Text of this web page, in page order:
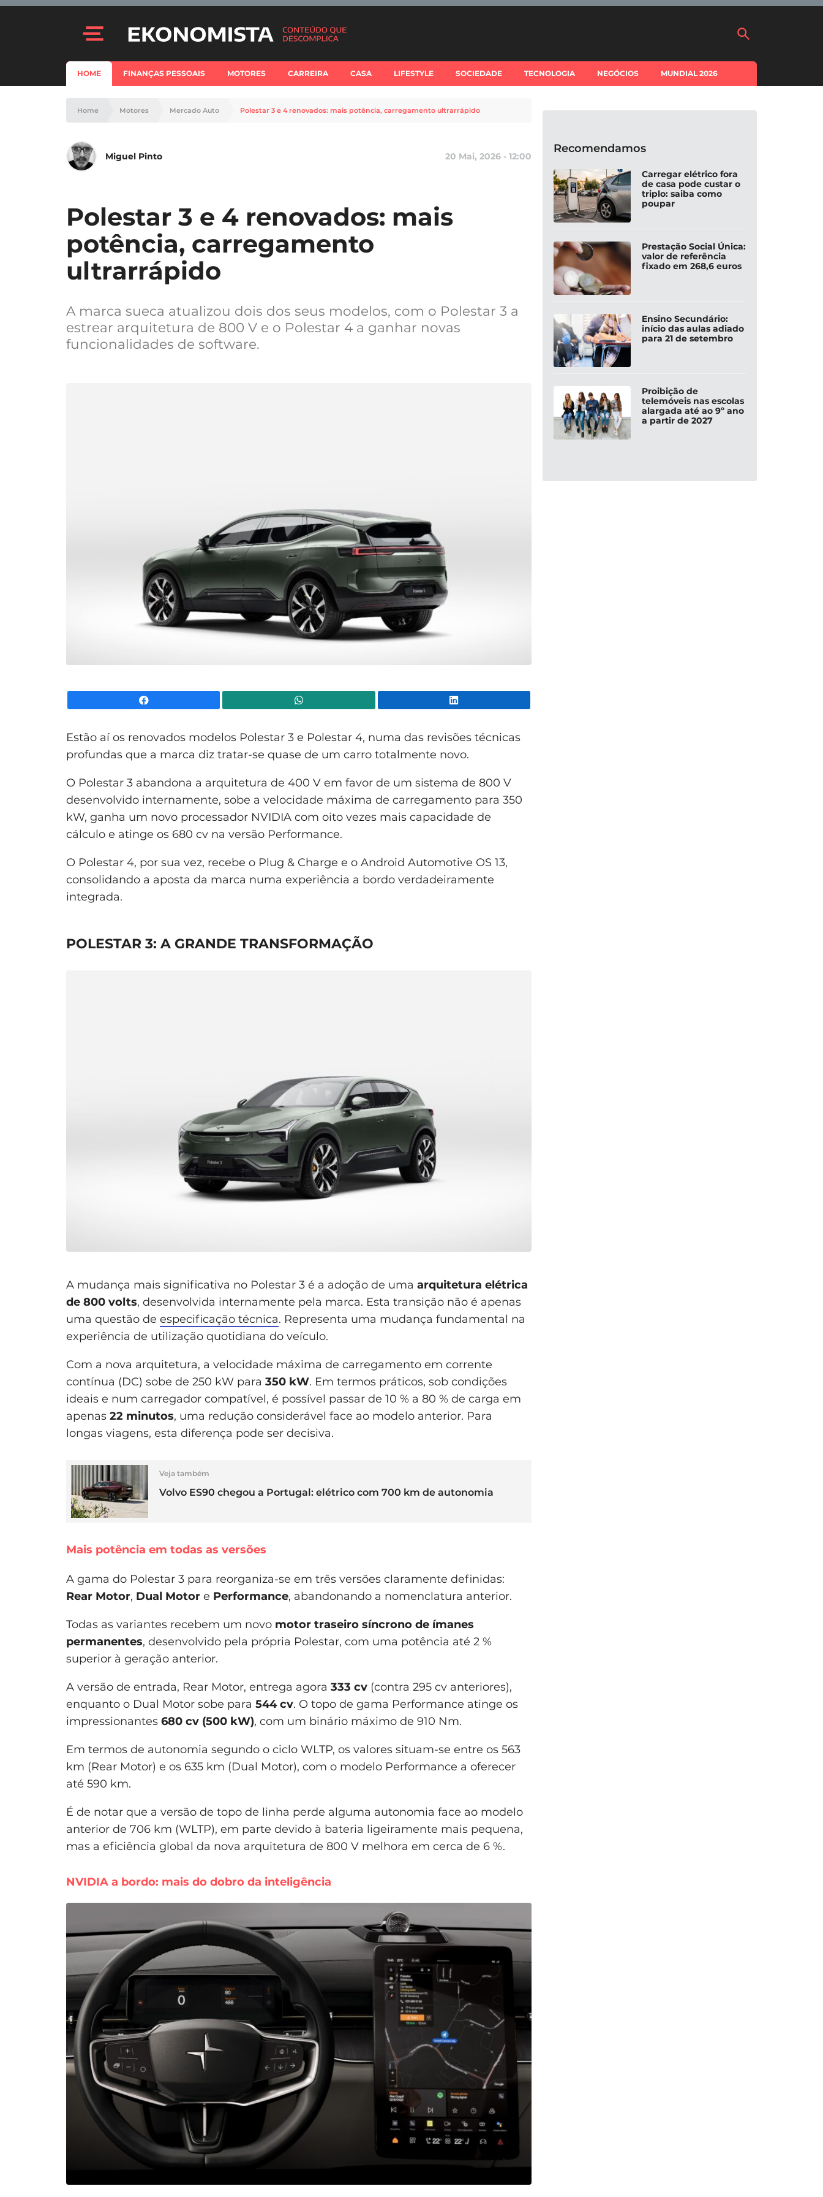
HOME FINANÇAS PESSOAIS MOTORES CARREIRA CASA LIFESTYLE SOCIEDADE TECNOLOGIA NEGÓCIOS MUNDIAL 2026
Home Motores Mercado Auto Polestar 3 e 4 renovados: mais potência, carregamento ultrarrápido
Miguel Pinto 20 Mai, 2026 - 12:00
Polestar 3 e 4 renovados: mais
potência, carregamento
ultrarrápido
A marca sueca atualizou dois dos seus modelos, com o Polestar 3 a
estrear arquitetura de 800 V e o Polestar 4 a ganhar novas
funcionalidades de software.
Estão aí os renovados modelos Polestar 3 e Polestar 4, numa das revisões técnicas
profundas que a marca diz tratar-se quase de um carro totalmente novo.
O Polestar 3 abandona a arquitetura de 400 V em favor de um sistema de 800 V
desenvolvido internamente, sobe a velocidade máxima de carregamento para 350
kW, ganha um novo processador NVIDIA com oito vezes mais capacidade de
cálculo e atinge os 680 cv na versão Performance.
O Polestar 4, por sua vez, recebe o Plug & Charge e o Android Automotive OS 13,
consolidando a aposta da marca numa experiência a bordo verdadeiramente
integrada.
POLESTAR 3: A GRANDE TRANSFORMAÇÃO
A mudança mais significativa no Polestar 3 é a adoção de uma arquitetura elétrica
de 800 volts, desenvolvida internamente pela marca. Esta transição não é apenas
uma questão de especificação técnica. Representa uma mudança fundamental na
experiência de utilização quotidiana do veículo.
Com a nova arquitetura, a velocidade máxima de carregamento em corrente
contínua (DC) sobe de 250 kW para 350 kW. Em termos práticos, sob condições
ideais e num carregador compatível, é possível passar de 10 % a 80 % de carga em
apenas 22 minutos, uma redução considerável face ao modelo anterior. Para
longas viagens, esta diferença pode ser decisiva.
Veja também
Volvo ES90 chegou a Portugal: elétrico com 700 km de autonomia
Mais potência em todas as versões
A gama do Polestar 3 para reorganiza-se em três versões claramente definidas:
Rear Motor, Dual Motor e Performance, abandonando a nomenclatura anterior.
Todas as variantes recebem um novo motor traseiro síncrono de ímanes
permanentes, desenvolvido pela própria Polestar, com uma potência até 2 %
superior à geração anterior.
A versão de entrada, Rear Motor, entrega agora 333 cv (contra 295 cv anteriores),
enquanto o Dual Motor sobe para 544 cv. O topo de gama Performance atinge os
impressionantes 680 cv (500 kW), com um binário máximo de 910 Nm.
Em termos de autonomia segundo o ciclo WLTP, os valores situam-se entre os 563
km (Rear Motor) e os 635 km (Dual Motor), com o modelo Performance a oferecer
até 590 km.
É de notar que a versão de topo de linha perde alguma autonomia face ao modelo
anterior de 706 km (WLTP), em parte devido à bateria ligeiramente mais pequena,
mas a eficiência global da nova arquitetura de 800 V melhora em cerca de 6 %.
NVIDIA a bordo: mais do dobro da inteligência
Recomendamos
Carregar elétrico fora
de casa pode custar o
triplo: saiba como
poupar
Prestação Social Única:
valor de referência
fixado em 268,6 euros
Ensino Secundário:
início das aulas adiado
para 21 de setembro
Proibição de
telemóveis nas escolas
alargada até ao 9º ano
a partir de 2027